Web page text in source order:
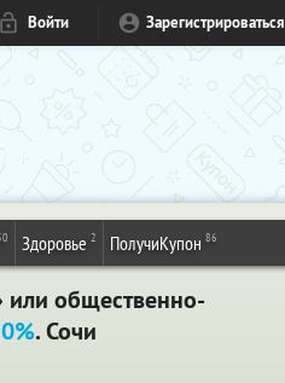
Войти Зарегистрироваться
Здоровье 2 ПолучиКупон 86
или общественно-
. Сочи